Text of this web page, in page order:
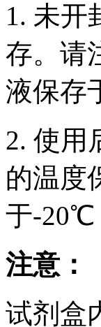
1. 未开
存。请
液保存
2. 使用
的温度
于-20℃
注意：
试剂盒